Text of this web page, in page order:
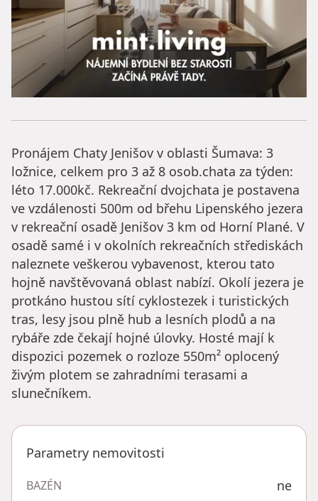
Pronájem Chaty Jenišov v oblasti Šumava: 3
ložnice, celkem pro 3 až 8 osob.chata za týden:
léto 17.000kč. Rekreační dvojchata je postavena
ve vzdálenosti 500m od břehu Lipenského jezera
v rekreační osadě Jenišov 3 km od Horní Plané. V
osadě samé i v okolních rekreačních střediskách
naleznete veškerou vybavenost, kterou tato
hojně navštěvovaná oblast nabízí. Okolí jezera je
protkáno hustou sítí cyklostezek i turistických
tras, lesy jsou plně hub a lesních plodů a na
rybáře zde čekají hojné úlovky. Hosté mají k
dispozici pozemek o rozloze 550m² oplocený
živým plotem se zahradními terasami a
slunečníkem.
Parametry nemovitosti
BAZÉN ne